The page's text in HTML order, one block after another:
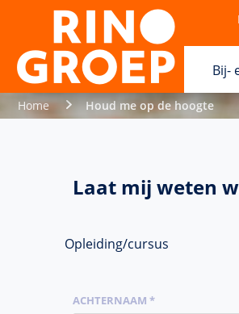
Bij-
Home Houd me op de hoogte
Laat mij weten
Opleiding/cursus
ACHTERNAAM *